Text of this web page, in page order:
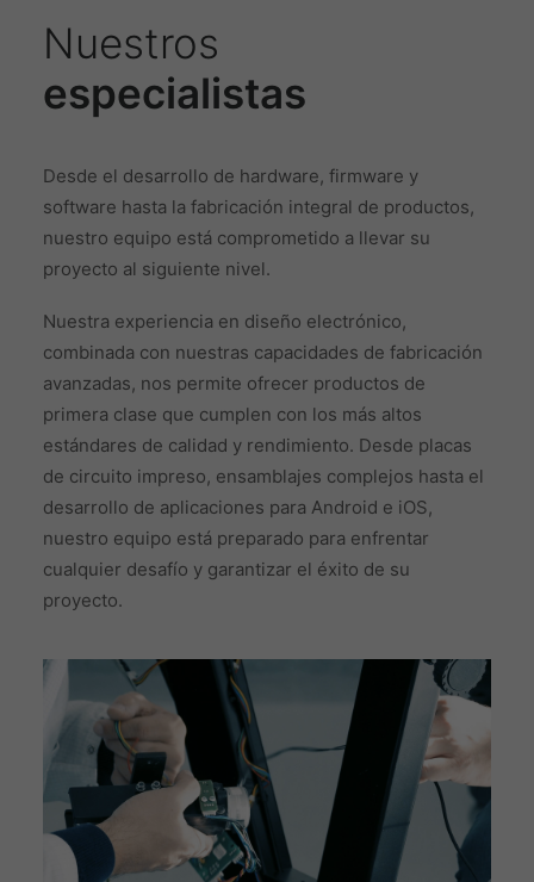
Nuestros
especialistas
Desde el desarrollo de hardware, firmware y
software hasta la fabricación integral de productos,
nuestro equipo está comprometido a llevar su
proyecto al siguiente nivel.
Nuestra experiencia en diseño electrónico,
combinada con nuestras capacidades de fabricación
avanzadas, nos permite ofrecer productos de
primera clase que cumplen con los más altos
estándares de calidad y rendimiento. Desde placas
de circuito impreso, ensamblajes complejos hasta el
desarrollo de aplicaciones para Android e iOS,
nuestro equipo está preparado para enfrentar
cualquier desafío y garantizar el éxito de su
proyecto.